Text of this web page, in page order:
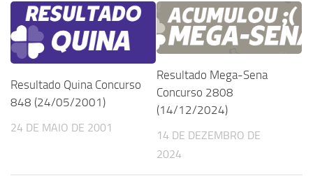
Resultado Quina Concurso
848 (24/05/2001)
24 DE MAIO DE 2001
Resultado Mega-Sena
Concurso 2808
(14/12/2024)
14 DE DEZEMBRO DE
2024